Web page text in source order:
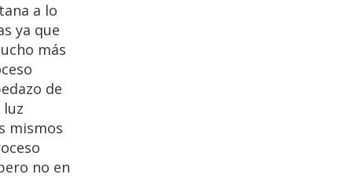
a lo
ya que
más
de
mismos
no en